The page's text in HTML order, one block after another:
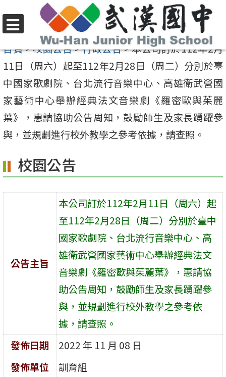
至
要
內
容
區
選
單
首頁>校園公告>行政公告>本公司訂於112年2月
11日（周六）起至112年2月28日（周二）分別於臺
中國家歌劇院、台北流行音樂中心、高雄衛武營國
家藝術中心舉辦經典法文音樂劇《羅密歐與茱麗
葉》，惠請協助公告周知，鼓勵師生及家長踴躍參
與，並規劃進行校外教學之參考依據，請查照。
校園公告
公告主旨
本公司訂於112年2月11日（周六）起
至112年2月28日（周二）分別於臺中
國家歌劇院、台北流行音樂中心、高
雄衛武營國家藝術中心舉辦經典法文
音樂劇《羅密歐與茱麗葉》，惠請協
助公告周知，鼓勵師生及家長踴躍參
與，並規劃進行校外教學之參考依
據，請查照。
發佈日期
2022 年 11 月 08 日
發佈單位
訓育組